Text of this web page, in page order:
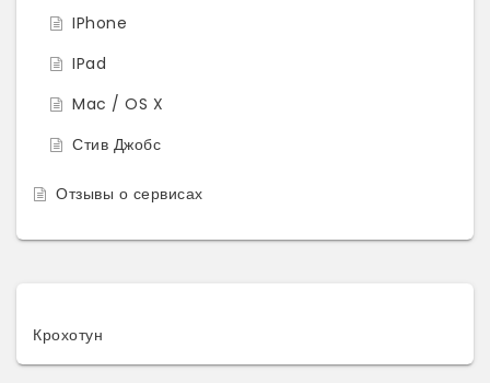
IPhone
IPad
Mac / OS X
Стив Джобс
Отзывы о сервисах
Крохотун